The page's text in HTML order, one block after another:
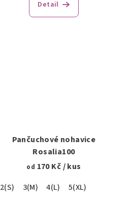
Detail
Pančuchové nohavice
Rosalia100
od 170 Kč/ kus
2(S)
3(M) 4(L)
5(XL)